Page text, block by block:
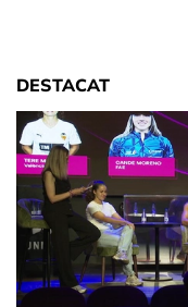
DESTACAT